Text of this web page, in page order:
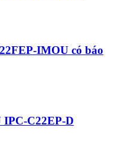
IMOU có báo
C22EP-D